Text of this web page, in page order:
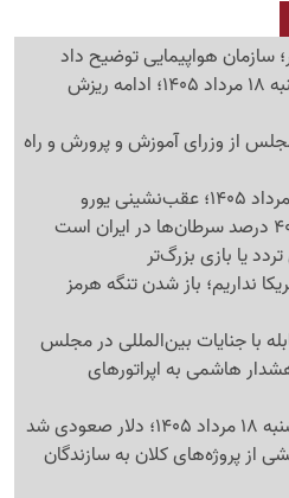
سازمان هواپیمایی توضیح داد
قیمت طلا و سکه امروز یکشنبه 18 مرداد 1405؛ ادامه ریزش
مجلس از وزرای آموزش و پرورش و راه
یا بازی بزرگ‌تر
نداریم؛ باز شدن تنگه هرمز
با جنایات بین‌المللی در مجلس
هاشمی به اپراتورهای
شد
از پروژه‌های کلان به سازندگان